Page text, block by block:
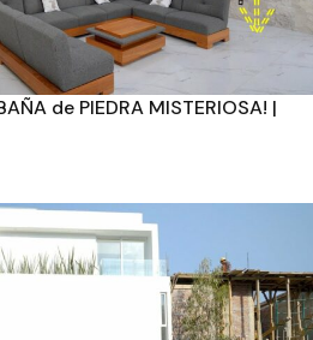
de PIEDRA MISTERIOSA! |